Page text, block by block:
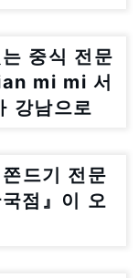
중식 전문
mi mi 서
강남으로
드기 전문
점』이 오